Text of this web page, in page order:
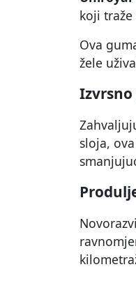
koji
Ova
žele
sloja,